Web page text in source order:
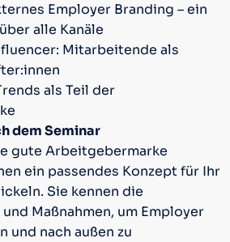
Employer Branding – ein
alle Kanäle
Mitarbeitende als
als Teil der
dem Seminar
gute Arbeitgebermarke
ein passendes Konzept für Ihr
Sie kennen die
Maßnahmen, um Employer
und nach außen zu